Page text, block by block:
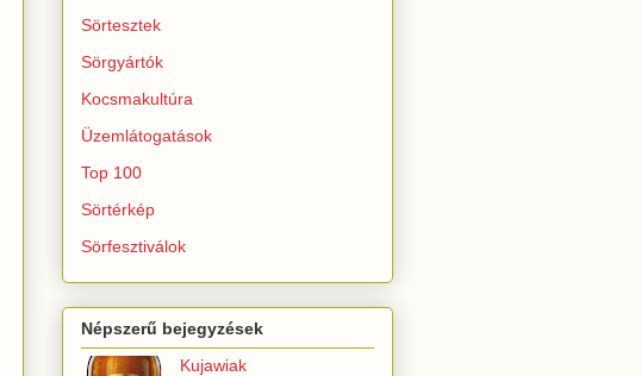
Sörtesztek
Sörgyártók
Kocsmakultúra
Üzemlátogatások
Top 100
Sörtérkép
Sörfesztiválok
Népszerű bejegyzések
Kujawiak